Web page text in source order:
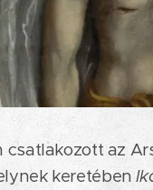
csatlakozott az
keretében